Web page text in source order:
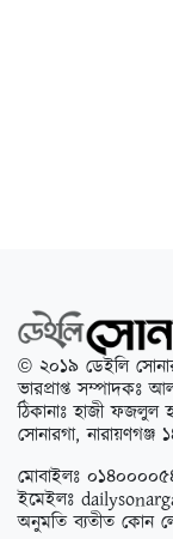
© ২০১৯ ডেইলি
ভারপ্রাপ্ত সম্পাদকঃ
ঠিকানাঃ হাজী ফজলুল
সোনারগা, নারায়ণগঞ্জ
মোবাইলঃ
ইমেইলঃ
অনুমতি ব্যতীত কোন